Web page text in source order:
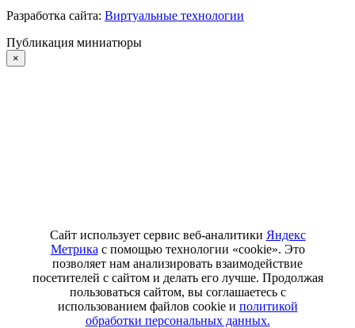
Разработка сайта: Виртуальные технологии
Публикация миниатюры
×
Сайт использует сервис веб-аналитики Яндекс
Метрика с помощью технологии «cookie». Это
позволяет нам анализировать взаимодействие
посетителей с сайтом и делать его лучше. Продолжая
пользоваться сайтом, вы соглашаетесь с
использованием файлов cookie и политикой
обработки персональных данных.